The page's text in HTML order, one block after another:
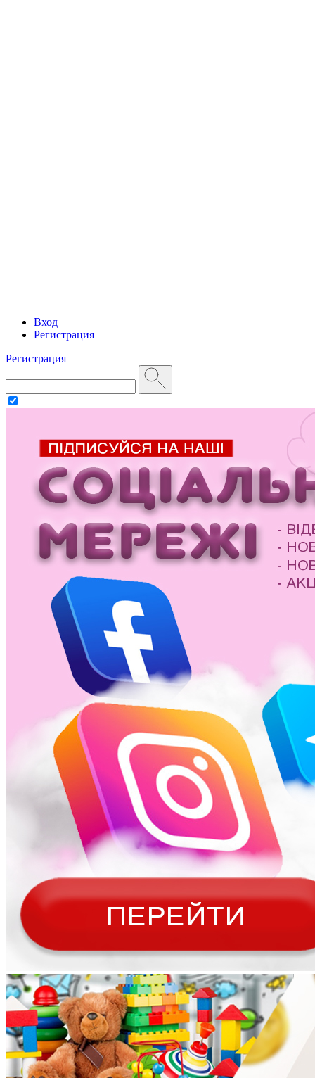
Вход
Регистрация
Регистрация